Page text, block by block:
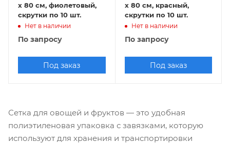
х 80 см, фиолетовый,
скрутки по 10 шт.
Нет в наличии
По запросу
Под заказ
х 80 см, красный,
скрутки по 10 шт.
Нет в наличии
По запросу
Под заказ
Сетка для овощей и фруктов — это удобная
полиэтиленовая упаковка с завязками, которую
используют для хранения и транспортировки